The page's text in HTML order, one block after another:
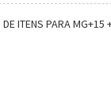
ITENS PARA MG+15